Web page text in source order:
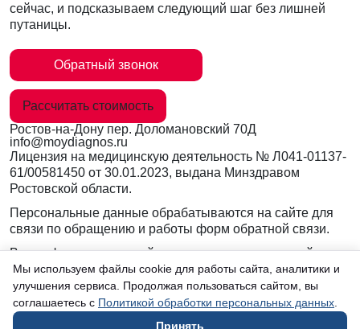
сейчас, и подсказываем следующий шаг без лишней
путаницы.
Обратный звонок
Рассчитать стоимость
Ростов-на-Дону пер. Доломановский 70Д
info@moydiagnos.ru
Лицензия на медицинскую деятельность № Л041-01137-
61/00581450 от 30.01.2023, выдана Минздравом
Ростовской области.
Персональные данные обрабатываются на сайте для
связи по обращению и работы форм обратной связи.
Вся информация на сайте носит ознакомительный
характер и не заменяет очную консультацию врача.
Консультации по телефону и в мессенджерах не
являются медицинской услугой.
Мы используем файлы cookie для работы сайта, аналитики и
улучшения сервиса. Продолжая пользоваться сайтом, вы
соглашаетесь с Политикой обработки персональных данных
Принять